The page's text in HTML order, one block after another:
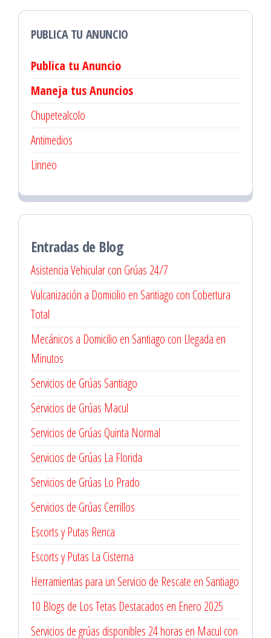
PUBLICA TU ANUNCIO
Publica tu Anuncio
Maneja tus Anuncios
Chupetealcolo
Antimedios
Linneo
Entradas de Blog
Asistencia Vehicular con Grúas 24/7
Vulcanización a Domicilio en Santiago con Cobertura
Total
Mecánicos a Domicilio en Santiago con Llegada en
Minutos
Servicios de Grúas Santiago
Servicios de Grúas Macul
Servicios de Grúas Quinta Normal
Servicios de Grúas La Florida
Servicios de Grúas Lo Prado
Servicios de Grúas Cerrillos
Escorts y Putas Renca
Escorts y Putas La Cisterna
Herramientas para un Servicio de Rescate en Santiago
10 Blogs de Los Tetas Destacados en Enero 2025
Servicios de grúas disponibles 24 horas en Macul con